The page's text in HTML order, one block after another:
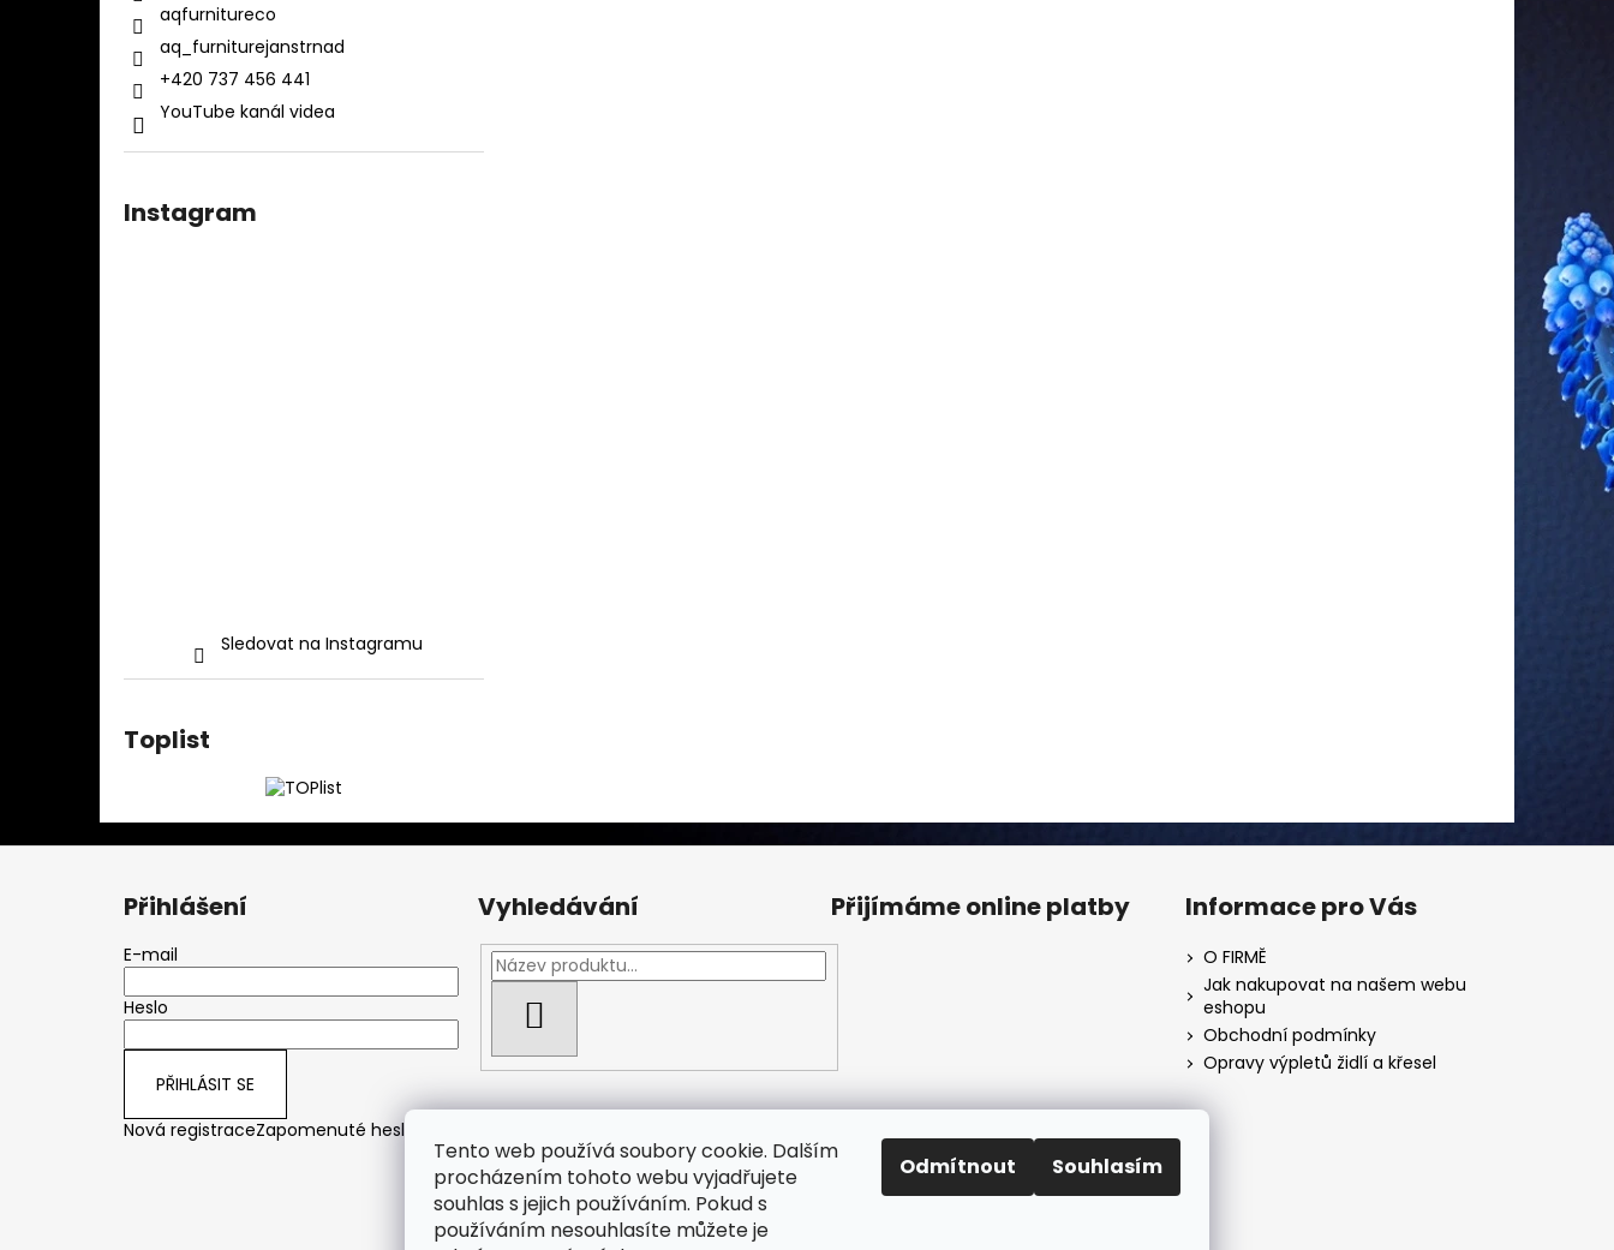
Tento web používá soubory cookie. Dalším
procházením tohoto webu vyjadřujete
souhlas s jejich používáním. Pokud s
používáním nesouhlasíte můžete je
Odmítnout Souhlasím
aqfurnitureco
aq_furniturejanstrnad
+420 737 456 441
YouTube kanál videa
Instagram
Sledovat na Instagramu
Toplist
Přihlášení
E-mail
Heslo
PŘIHLÁSIT SE
Nová registraceZapomenuté heslo
Vyhledávání Přijímáme online platby Informace pro Vás
O FIRMĚ
Jak nakupovat na našem webu
eshopu
Obchodní podmínky
Opravy výpletů židlí a křesel
Facebook Fan page